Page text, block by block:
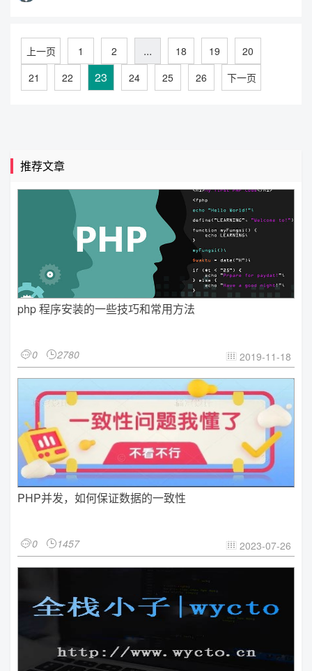
上一页 1 2 ... 18 19
20
21
22 23 24 25 26 下一页
推荐文章
php 程序安装的一些技巧和常用方法
0 2780  2019-11-18
PHP并发，如何保证数据的一致性
0 1457  2023-07-26